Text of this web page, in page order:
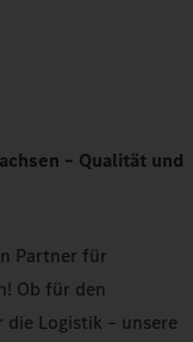
– Qualität und
Partner für
Ob für den
Logistik – unsere